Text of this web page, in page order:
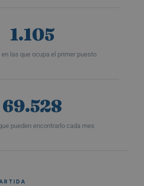
1.105
las que ocupa el primer puesto
69.528
pueden encontrarlo cada mes